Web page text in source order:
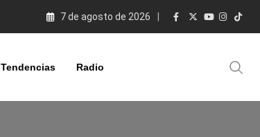
7 de agosto de 2026
Tendencias Radio